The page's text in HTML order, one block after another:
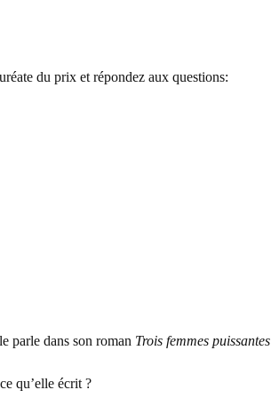
du prix et répondez aux questions:
parle dans son roman Trois femmes puissantes
qu’elle écrit ?